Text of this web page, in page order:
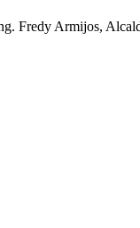
Fredy Armijos,